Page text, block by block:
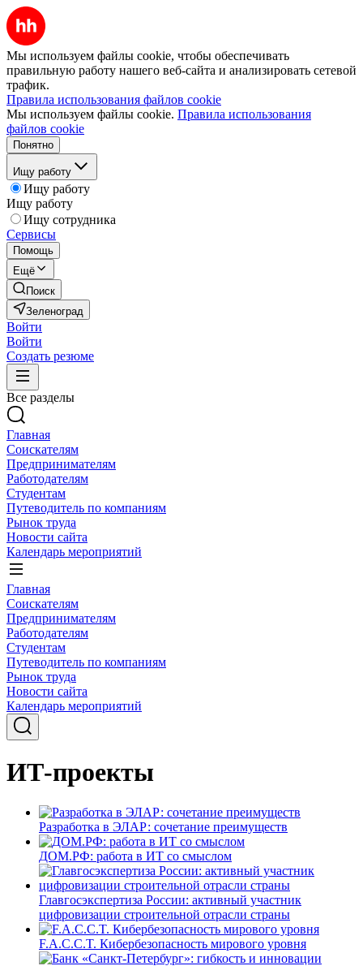
Мы используем файлы cookie, чтобы обеспечивать
правильную работу нашего веб-сайта и анализировать сетевой
трафик.
Правила использования файлов cookie
Мы используем файлы cookie. Правила использования
файлов cookie
Понятно
Ищу работу
Ищу работу
Ищу работу
Ищу сотрудника
Сервисы
Помощь
Ещё
Поиск
Зеленоград
Войти
Войти
Создать резюме
Все разделы
Главная
Соискателям
Предпринимателям
Работодателям
Студентам
Путеводитель по компаниям
Рынок труда
Новости сайта
Календарь мероприятий
Главная
Соискателям
Предпринимателям
Работодателям
Студентам
Путеводитель по компаниям
Рынок труда
Новости сайта
Календарь мероприятий
ИТ-проекты
Разработка в ЭЛАР: сочетание преимуществ
ДОМ.РФ: работа в ИТ со смыслом
Главгосэкспертиза России: активный участник
цифровизации строительной отрасли страны
F.A.C.C.T. Кибербезопасность мирового уровня